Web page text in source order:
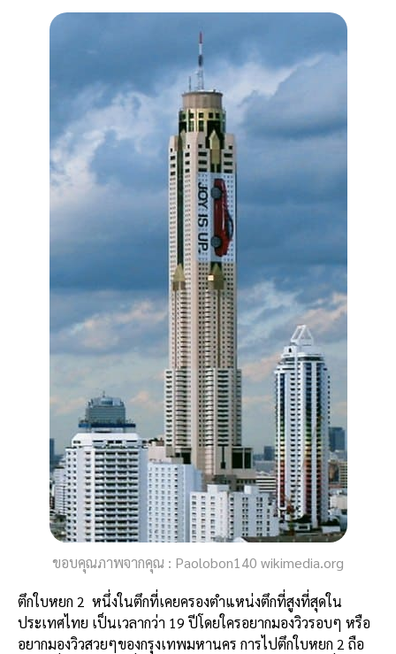
ขอบคุณภาพจากคุณ : Paolobon140 wikimedia.org
ตึกใบหยก 2 หนึ่งในตึกที่เคยครองตำแหน่งตึกที่สูงที่สุดใน
ประเทศไทย เป็นเวลากว่า 19 ปีโดยใครอยากมองวิวรอบๆ หรือ
อยากมองวิวสวยๆของกรุงเทพมหานคร การไปตึกใบหยก 2 ถือ